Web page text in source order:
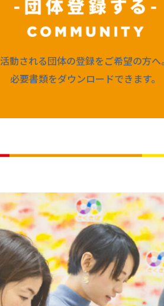
活動される団体の登録をご希望の方へ。
必要書類をダウンロードできます。